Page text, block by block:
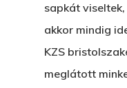
sapkát
akkor mindig
KZS
meglátott